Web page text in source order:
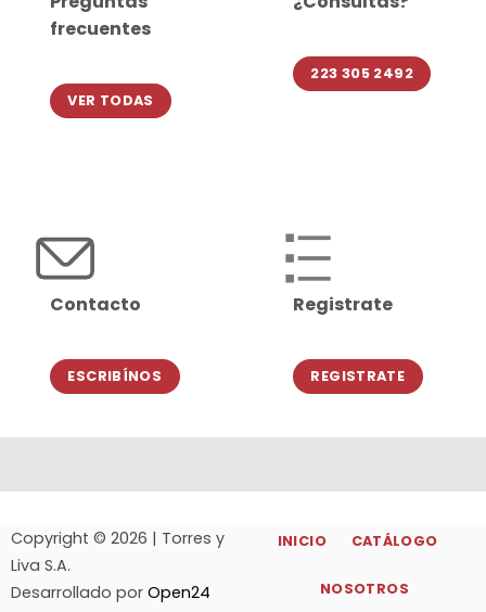
frecuentes
VER TODAS
223 305 2492
Contacto
ESCRIBÍNOS
Registrate
REGISTRATE
Copyright © 2026 | Torres y
Liva S.A.
Desarrollado por Open24
INICIO CATÁLOGO
NOSOTROS